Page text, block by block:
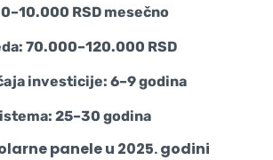
RSD mesečno
70.000–120.000 RSD
investicije: 6–9 godina
25–30 godina
panele u 2025. godini